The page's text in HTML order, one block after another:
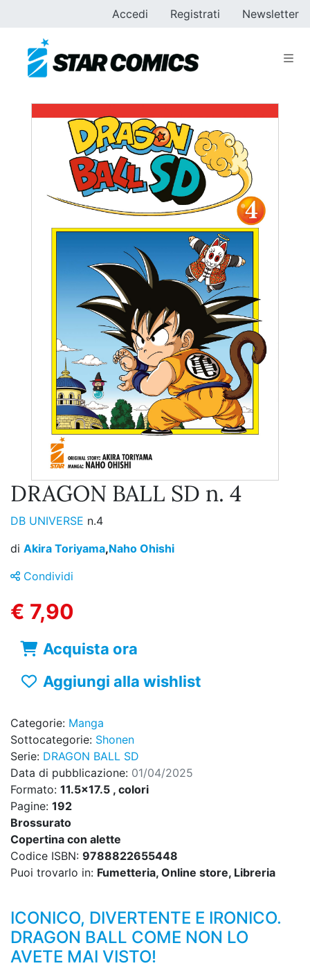
Accedi Registrati Newsletter
DRAGON BALL SD n. 4
DB UNIVERSE n.4
di Akira Toriyama,Naho Ohishi
Condividi
€ 7,90
Acquista ora
Aggiungi alla wishlist
Categorie: Manga
Sottocategorie: Shonen
Serie: DRAGON BALL SD
Data di pubblicazione: 01/04/2025
Formato: 11.5x17.5 , colori
Pagine: 192
Brossurato
Copertina con alette
Codice ISBN: 9788822655448
Puoi trovarlo in: Fumetteria, Online store, Libreria
ICONICO, DIVERTENTE E IRONICO.
DRAGON BALL COME NON LO
AVETE MAI VISTO!